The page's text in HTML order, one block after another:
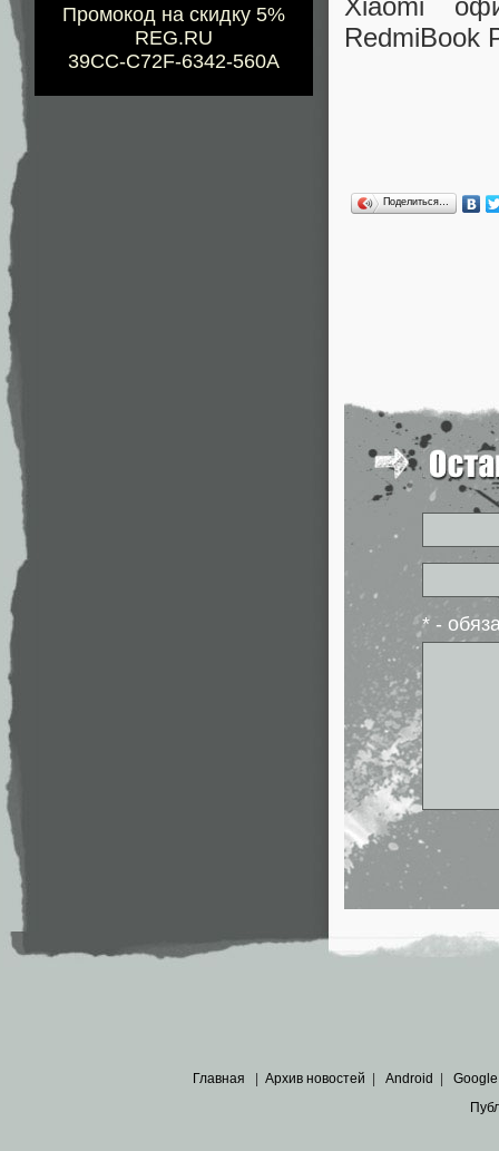
Промокод на скидку 5%
REG.RU
39CC-C72F-6342-560A
Xiaomi
RedmiBook
Поделиться…
* -
Главная | Архив новостей | Android | Google